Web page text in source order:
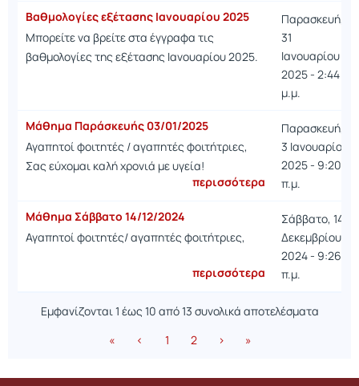
Βαθμολογίες εξέτασης Ιανουαρίου 2025
Μπορείτε να βρείτε στα έγγραφα τις
βαθμολογίες της εξέτασης Ιανουαρίου 2025.
Παρασκευή,
31
Ιανουαρίου
2025 - 2:44
μ.μ.
Μάθημα Παράσκευής 03/01/2025
Αγαπητοί φοιτητές / αγαπητές φοιτήτριες,
Σας εύχομαι καλή χρονιά με υγεία!
περισσότερα
Παρασκευή,
3 Ιανουαρίου
2025 - 9:20
π.μ.
Μάθημα Σάββατο 14/12/2024
Αγαπητοί φοιτητές/ αγαπητές φοιτήτριες,
περισσότερα
Σάββατο, 14
Δεκεμβρίου
2024 - 9:26
π.μ.
Εμφανίζονται 1 έως 10 από 13 συνολικά αποτελέσματα
«
‹ 1 2 › »